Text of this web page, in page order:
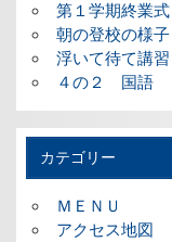
第１学期終業式
朝の登校の様子
浮いて待て講
４の２ 国語
カテゴリー
ＭＥＮＵ
アクセス地図